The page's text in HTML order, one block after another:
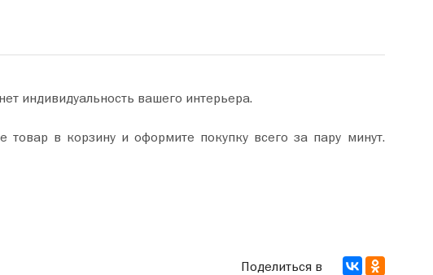
индивидуальность вашего интерьера.
Поделиться в